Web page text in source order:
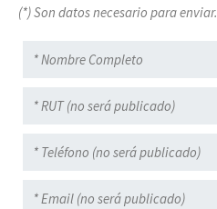
(*) Son datos necesario para enviar.